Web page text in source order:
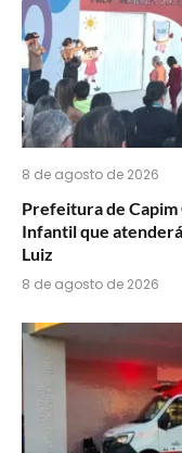
8 de agosto de 2026
Prefeitura de Capim
Infantil que
Luiz
8 de agosto de 2026